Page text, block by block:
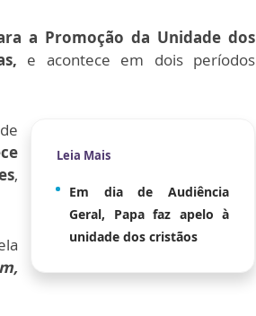
a Promoção da Unidade dos
e acontece em dois períodos
Leia Mais
Em dia de Audiência
Geral, Papa faz apelo à
unidade dos cristãos
,